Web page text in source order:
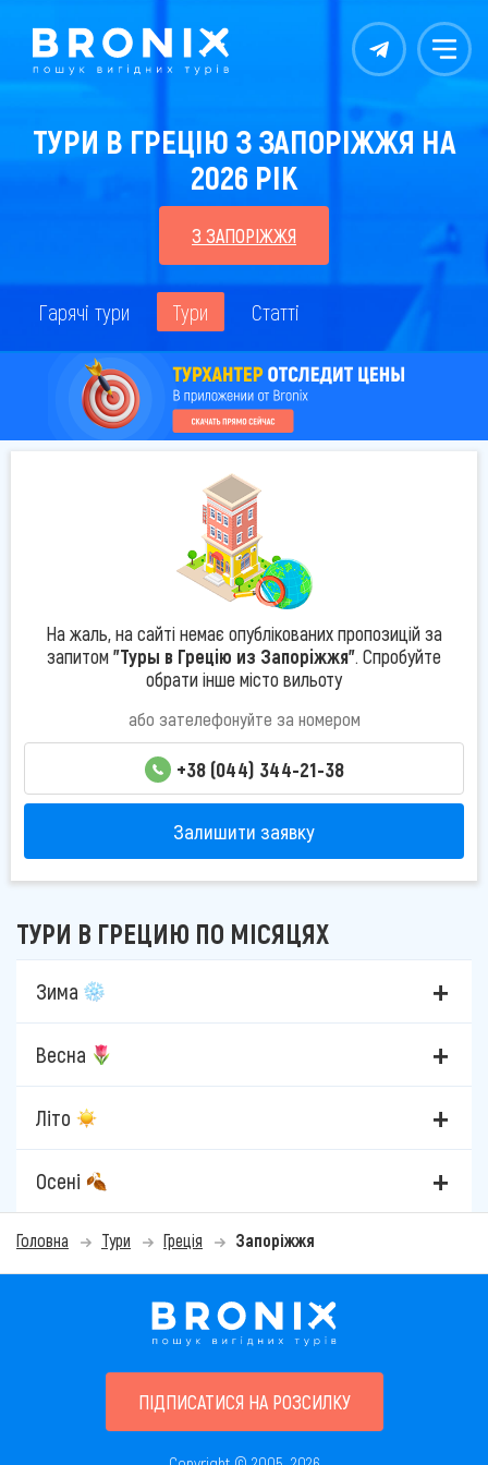
Контакты Меню
ТУРИ В ГРЕЦІЮ З ЗАПОРІЖЖЯ НА
2026 РІК
З ЗАПОРІЖЖЯ
Гарячі тури Тури Статті
На жаль, на сайті немає опублікованих пропозицій за
запитом "Туры в Грецію из Запоріжжя". Спробуйте
обрати інше місто вильоту
або зателефонуйте за номером
+38 (044) 344-21-38
Залишити заявку
ТУРИ В ГРЕЦИЮ ПО МІСЯЦЯХ
Зима
Весна
Літо
Осені
Головна Тури Греція Запоріжжя
ПІДПИСАТИСЯ НА РОЗСИЛКУ